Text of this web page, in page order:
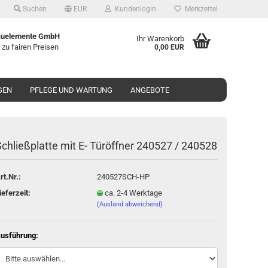
Suchen EUR Kundenlogin
erstellen
vergessen?
Merkzettel
GmbH
fairen Preisen
Ihr Warenkorb
0,00 EUR
PFLEGE UND WARTUNG ANGEBOTE
mit E- Tür­öff­ner 240527 / 240528
240527SCH-HP
ca. 2-4 Werktage
(Ausland abweichend)